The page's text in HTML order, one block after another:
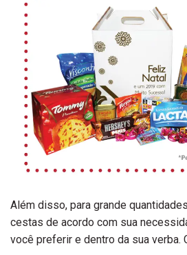
Além disso, para grande
cestas de acordo com sua
você preferir e dentro da sua verba.